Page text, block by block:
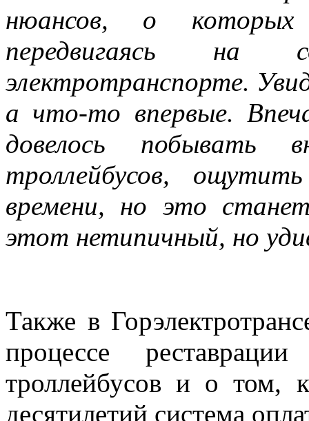
нюансов, о
передвигаясь на
электротранспорте.
а что-то впервые.
довелось побывать
троллейбусов,
времени, но это
этот нетипичный, но
Также в
процессе
троллейбусов и о том,
десятилетий система